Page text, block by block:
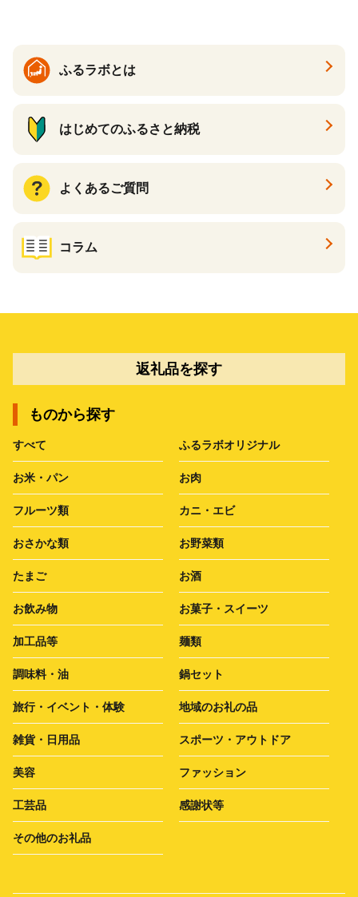
ふるラボとは
はじめてのふるさと納税
よくあるご質問
コラム
返礼品を探す
ものから探す
すべて ふるラボオリジナル
お米・パン お肉
フルーツ類 カニ・エビ
おさかな類 お野菜類
たまご お酒
お飲み物 お菓子・スイーツ
加工品等 麺類
調味料・油 鍋セット
旅行・イベント・体験 地域のお礼の品
雑貨・日用品 スポーツ・アウトドア
美容 ファッション
工芸品 感謝状等
その他のお礼品